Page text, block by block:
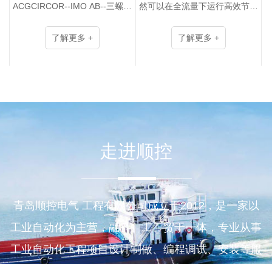
ACGCIRCOR--IMO AB--三螺杆
三螺杆泵 -- ACE、LPE
了解更多 +
然可以在全流量下运行高效节能
AMS类型批准和修订G8标准适
了解更多 +
走进顺控
青岛顺控电气 工程有限公司成立于2012，是一家以
工业自动化为主营，融科、工、贸于一体，专业从事
工业自动化工程项目设计制做、编程调试、安装等服